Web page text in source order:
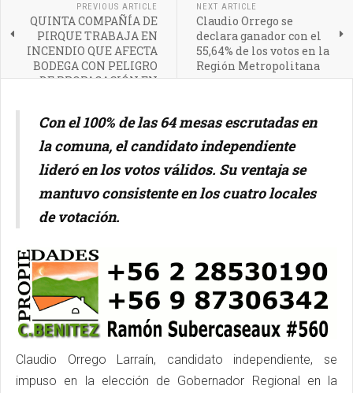
PREVIOUS ARTICLE
QUINTA COMPAÑÍA DE
PIRQUE TRABAJA EN
INCENDIO QUE AFECTA
BODEGA CON PELIGRO
DE PROPAGACIÓN EN
NEXT ARTICLE
Claudio Orrego se
declara ganador con el
55,64% de los votos en la
Región Metropolitana
Con el 100% de las 64 mesas escrutadas en
la comuna, el candidato independiente
lideró en los votos válidos. Su ventaja se
mantuvo consistente en los cuatro locales
de votación.
Claudio Orrego Larraín, candidato independiente, se
impuso en la elección de Gobernador Regional en la